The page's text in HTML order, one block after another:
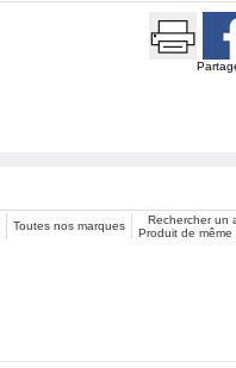
Toutes nos marques
Rechercher un
Produit de même